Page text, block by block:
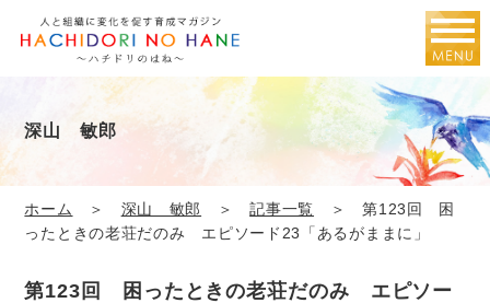
深山 敏郎
ホーム ＞ 深山 敏郎 ＞記事一覧 ＞ 第123回 困
ったときの老荘だのみ エピソード23「あるがままに」
第123回 困ったときの老荘だのみ エピソー